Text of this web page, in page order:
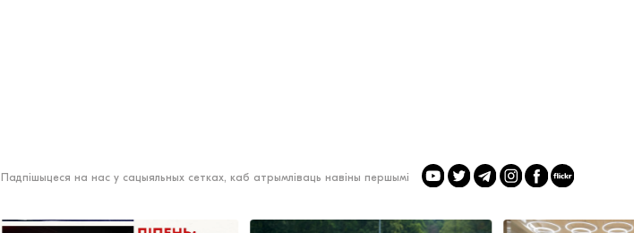
Падпішыцеся на нас у сацыяльных сетках, каб атрымліваць навіны першымі